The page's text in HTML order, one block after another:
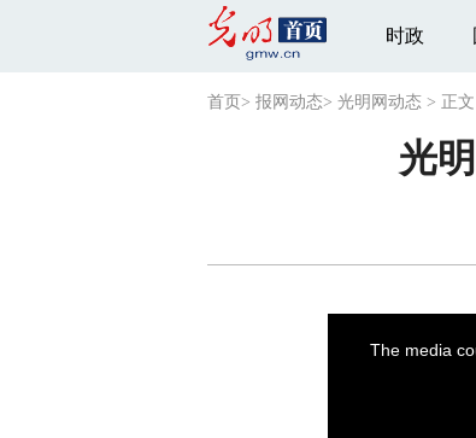
时政
首页 > 报网动态> 光明网动态 > 正文
光
The media